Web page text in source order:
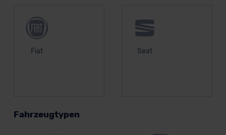
Fiat Seat
Fahrzeugtypen